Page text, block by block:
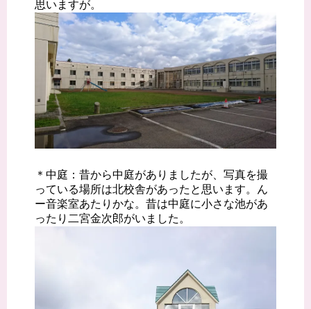
思いますが。
＊中庭：昔から中庭がありましたが、写真を撮
っている場所は北校舎があったと思います。ん
ー音楽室あたりかな。昔は中庭に小さな池があ
ったり二宮金次郎がいました。